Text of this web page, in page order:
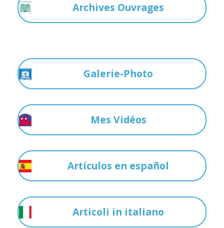
Archives Ouvrages
Galerie-Photo
Mes Vidéos
Artículos en español
Articoli in italiano